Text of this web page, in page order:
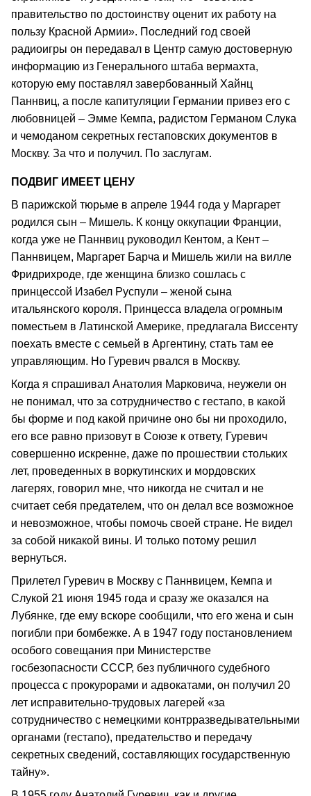
правительство по достоинству оценит их работу на
пользу Красной Армии». Последний год своей
радиоигры он передавал в Центр самую достоверную
информацию из Генерального штаба вермахта,
которую ему поставлял завербованный Хайнц
Паннвиц, а после капитуляции Германии привез его с
любовницей – Эмме Кемпа, радистом Германом Слука
и чемоданом секретных гестаповских документов в
Москву. За что и получил. По заслугам.
ПОДВИГ ИМЕЕТ ЦЕНУ
В парижской тюрьме в апреле 1944 года у Маргарет
родился сын – Мишель. К концу оккупации Франции,
когда уже не Паннвиц руководил Кентом, а Кент –
Паннвицем, Маргарет Барча и Мишель жили на вилле
Фридрихроде, где женщина близко сошлась с
принцессой Изабел Руспули – женой сына
итальянского короля. Принцесса владела огромным
поместьем в Латинской Америке, предлагала Виссенту
поехать вместе с семьей в Аргентину, стать там ее
управляющим. Но Гуревич рвался в Москву.
Когда я спрашивал Анатолия Марковича, неужели он
не понимал, что за сотрудничество с гестапо, в какой
бы форме и под какой причине оно бы ни проходило,
его все равно призовут в Союзе к ответу, Гуревич
совершенно искренне, даже по прошествии стольких
лет, проведенных в воркутинских и мордовских
лагерях, говорил мне, что никогда не считал и не
считает себя предателем, что он делал все возможное
и невозможное, чтобы помочь своей стране. Не видел
за собой никакой вины. И только потому решил
вернуться.
Прилетел Гуревич в Москву с Паннвицем, Кемпа и
Слукой 21 июня 1945 года и сразу же оказался на
Лубянке, где ему вскоре сообщили, что его жена и сын
погибли при бомбежке. А в 1947 году постановлением
особого совещания при Министерстве
госбезопасности СССР, без публичного судебного
процесса с прокурорами и адвокатами, он получил 20
лет исправительно-трудовых лагерей «за
сотрудничество с немецкими контрразведывательными
органами (гестапо), предательство и передачу
секретных сведений, составляющих государственную
тайну».